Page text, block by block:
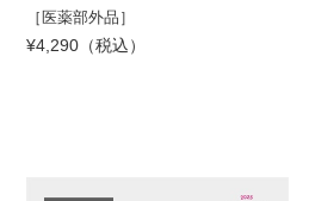
［医薬部外品］
¥4,290（税込）